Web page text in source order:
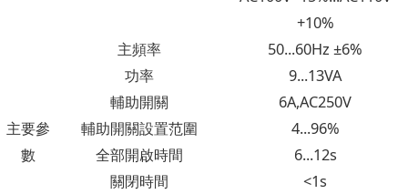
主要參
數
+10%
主頻率
50...60Hz ±6%
功率
9...13VA
輔助開關
6A,AC250V
輔助開關設置范圍
4...96%
全部開啟時間
6...12s
關閉時間
<1s